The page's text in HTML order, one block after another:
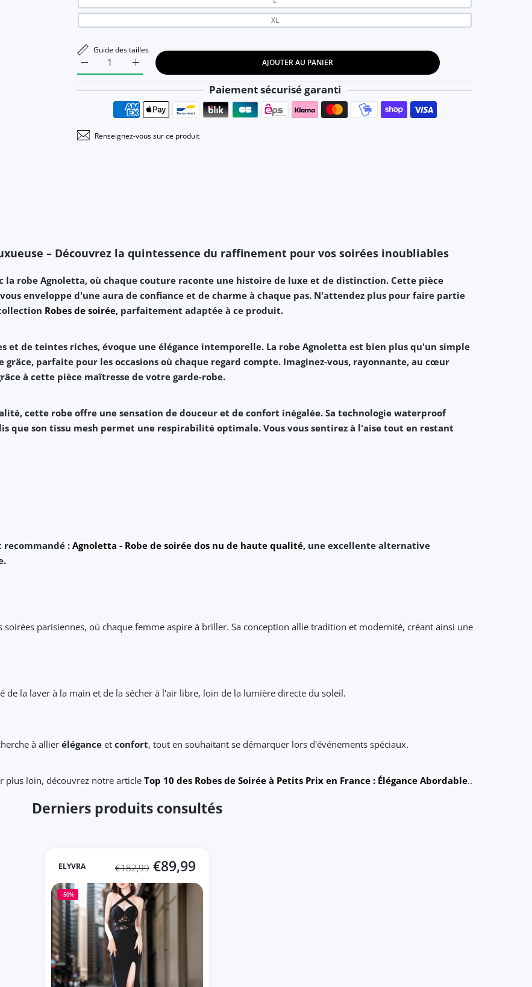
XL
Guide des tailles
Augmenter la quantité de Agnoletta - Robe de soirée élégante et luxueuse Noir / S
Augmenter la quantité de Agnoletta - Robe de soirée élégante et luxueuse Noir / S
AJOUTER AU PANIER
Paiement sécurisé garanti
Moyens de paiement
Renseignez-vous sur ce produit
– Découvrez la quintessence du raffinement pour vos soirées inoubliables
la robe Agnoletta, où chaque couture raconte une histoire de luxe et de distinction. Cette pièce
enveloppe d'une aura de confiance et de charme à chaque pas. N'attendez plus pour faire partie
Robes de soirée, parfaitement adaptée à ce produit.
et de teintes riches, évoque une élégance intemporelle. La robe Agnoletta est bien plus qu'un simple
grâce, parfaite pour les occasions où chaque regard compte. Imaginez-vous, rayonnante, au cœur
à cette pièce maîtresse de votre garde-robe.
cette robe offre une sensation de douceur et de confort inégalée. Sa technologie waterproof
que son tissu mesh permet une respirabilité optimale. Vous vous sentirez à l'aise tout en restant
recommandé : Agnoletta - Robe de soirée dos nu de haute qualité, une excellente alternative
parisiennes, où chaque femme aspire à briller. Sa conception allie tradition et modernité, créant ainsi une
de la laver à la main et de la sécher à l'air libre, loin de la lumière directe du soleil.
à allier élégance et confort, tout en souhaitant se démarquer lors d'événements spéciaux.
plus loin, découvrez notre article Top 10 des Robes de Soirée à Petits Prix en France : Élégance Abordable..
Derniers produits consultés
ELYVRA €89,99
€182,99
-50%